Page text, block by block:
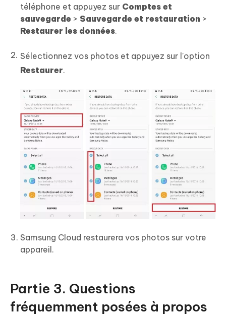
téléphone et appuyez sur Comptes et
sauvegarde > Sauvegarde et restauration >
Restaurer les données.
Sélectionnez vos photos et appuyez sur l'option
Restaurer.
Samsung Cloud restaurera vos photos sur votre
appareil.
Partie 3. Questions
fréquemment posées à propos